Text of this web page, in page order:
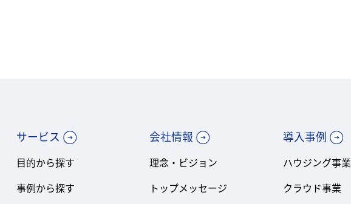
サービス
目的から探す
事例から探す
会社情報
理念・ビジョン
トップメッセージ
導入事例
ハウジング事業
クラウド事業